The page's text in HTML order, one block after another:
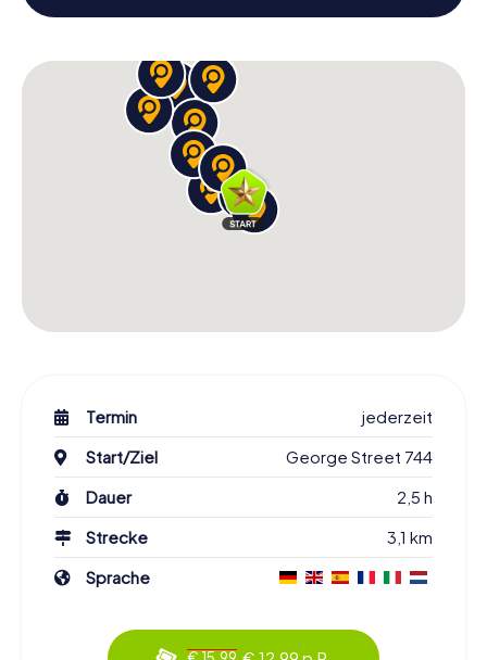
Termin
jederzeit
Start/Ziel
George Street 744
Dauer
2,5 h
Strecke
3,1 km
Sprache